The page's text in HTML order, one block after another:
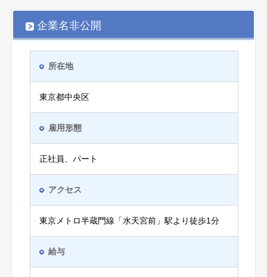
企業名非公開
所在地
東京都中央区
雇用形態
正社員、パート
アクセス
東京メトロ半蔵門線「水天宮前」駅より徒歩1分
給与